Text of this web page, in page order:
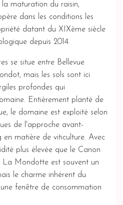
maturation du raisin,
dans les conditions les
datant du XIXème siècle
depuis 2014.
se situe entre Bellevue
mais les sols sont ici
profondes qui
Entièrement planté de
le domaine est exploité selon
de l'approche avant-
matière de viticulture. Avec
plus élevée que le Canon
La Mondotte est souvent un
le charme inhérent du
fenêtre de consommation